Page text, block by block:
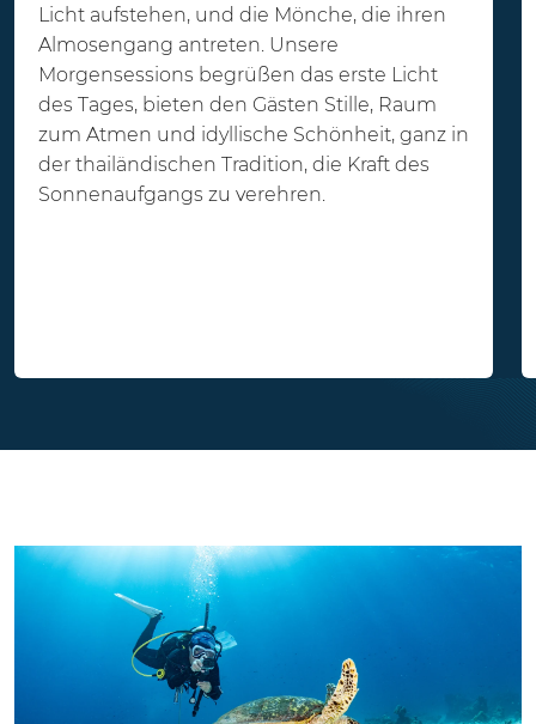
Licht aufstehen, und die Mönche, die ihren
Almosengang antreten. Unsere
Morgensessions begrüßen das erste Licht
des Tages, bieten den Gästen Stille, Raum
zum Atmen und idyllische Schönheit, ganz in
der thailändischen Tradition, die Kraft des
Sonnenaufgangs zu verehren.